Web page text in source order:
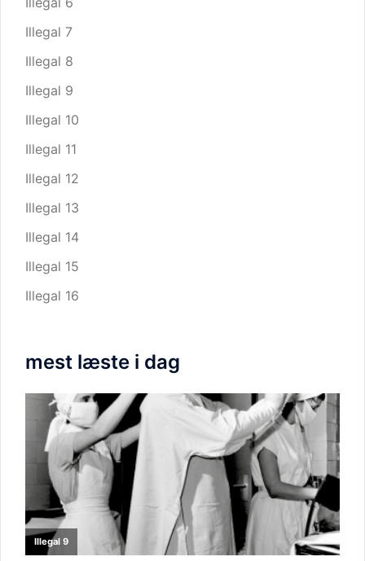
Illegal 7
Illegal 8
Illegal 9
Illegal 10
Illegal 11
Illegal 12
Illegal 13
Illegal 14
Illegal 15
Illegal 16
mest læste i dag